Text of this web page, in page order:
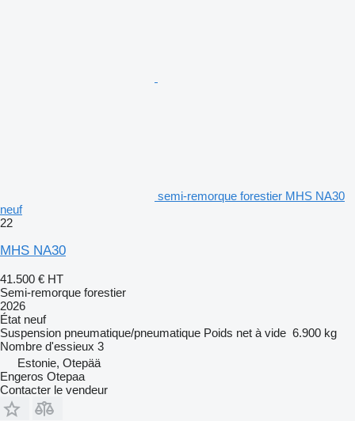
semi-remorque forestier MHS NA30
neuf
22
MHS NA30
41.500 € HT
Semi-remorque forestier
2026
État neuf
Suspension pneumatique/pneumatique Poids net à vide 6.900 kg
Nombre d'essieux 3
Estonie, Otepää
Engeros Otepaa
Contacter le vendeur